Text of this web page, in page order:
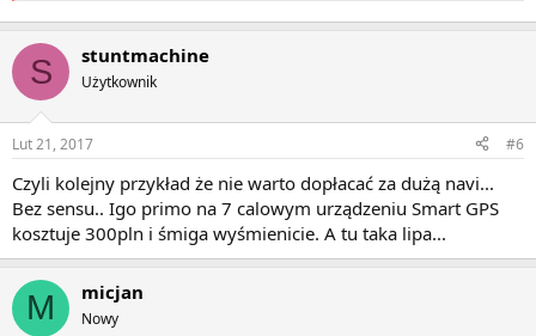
S stuntmachine
Użytkownik
Lut 21, 2017 #6
Czyli kolejny przykład że nie warto dopłacać za dużą navi...
Bez sensu.. Igo primo na 7 calowym urządzeniu Smart GPS
kosztuje 300pln i śmiga wyśmienicie. A tu taka lipa...
M micjan
Nowy